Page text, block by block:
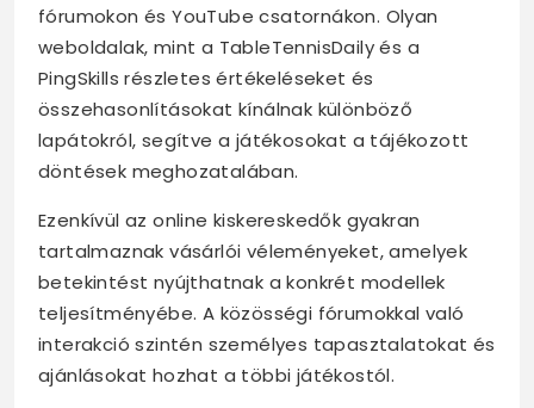
fórumokon és YouTube csatornákon. Olyan
weboldalak, mint a TableTennisDaily és a
PingSkills részletes értékeléseket és
összehasonlításokat kínálnak különböző
lapátokról, segítve a játékosokat a tájékozott
döntések meghozatalában.
Ezenkívül az online kiskereskedők gyakran
tartalmaznak vásárlói véleményeket, amelyek
betekintést nyújthatnak a konkrét modellek
teljesítményébe. A közösségi fórumokkal való
interakció szintén személyes tapasztalatokat és
ajánlásokat hozhat a többi játékostól.